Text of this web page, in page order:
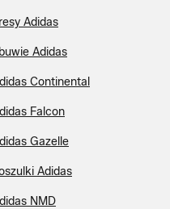
Adidas
Adidas
Continental
Falcon
Gazelle
Adidas
NMD